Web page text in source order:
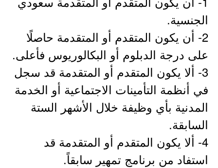
الجنسية.
2- أن يكون المتقدم أو المتقدمة حاصلًا
على درجة الدبلوم أو البكالوريوس فأعلى.
3- ألا يكون المتقدم أو المتقدمة قد سجل
في أنظمة التأمينات الاجتماعية أو الخدمة
المدنية بأي وظيفة خلال الأشهر الستة
السابقة.
4- ألا يكون المتقدم أو المتقدمة قد
استفاد من برنامج تمهير سابقاً.